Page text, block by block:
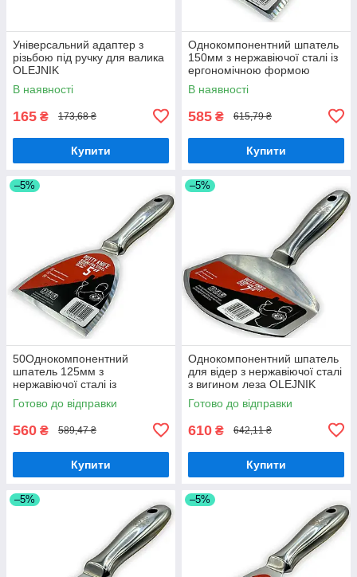
Універсальний адаптер з
різьбою під ручку для валика
OLEJNIK
В наявності
165 ₴ 173,68 ₴
Купити
Однокомпонентний шпатель
150мм з нержавіючої сталі із
ергономічною формою
OLEJNIK
В наявності
585 ₴ 615,79 ₴
Купити
–5%
50Однокомпонентний
шпатель 125мм з
нержавіючої сталі із
ергономічною формою
OLEJNIK
Готово до відправки
560 ₴ 589,47 ₴
Купити
–5%
Однокомпонентний шпатель
для відер з нержавіючої сталі
з вигином леза OLEJNIK
Готово до відправки
610 ₴ 642,11 ₴
Купити
–5% –5%